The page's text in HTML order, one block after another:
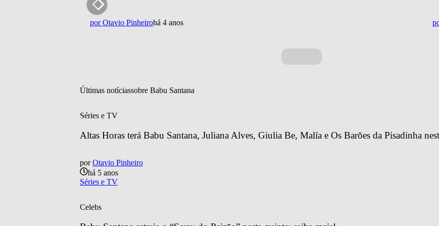
porOtavio Pinheirohá 4 anos
Últimas notíciassobre Babu Santana
Séries e TV
Altas Horas terá Babu Santana, Juliana Alves, Giulia Be, Malía e Os Barões da Pisadinha
por Otavio Pinheiro
há 5 anos
Séries e TV
Celebs